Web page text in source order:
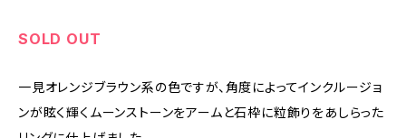
SOLD OUT
一見オレンジブラウン系の色ですが、角度によってインクルージョ
ンが眩く輝くムーンストーンをアームと石枠に粒飾りをあしらった